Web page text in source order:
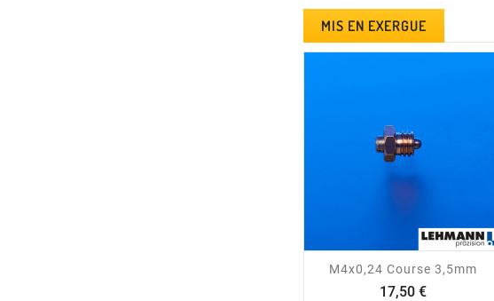
MIS EN EXERGUE
visibility
M4x0,24 Course 3,5mm
17,50 €Prix